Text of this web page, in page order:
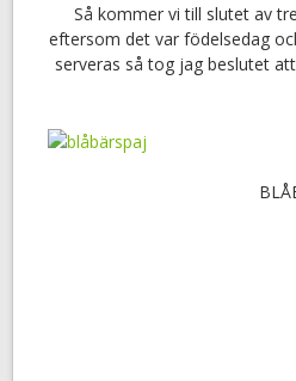
Så kommer vi till slutet av
eftersom det var födelsedag
serveras så tog jag beslutet